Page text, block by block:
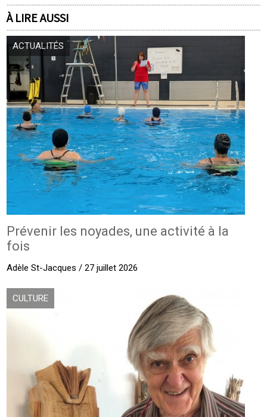
À LIRE AUSSI
ACTUALITÉS
Prévenir les noyades, une activité à la
fois
Adèle St-Jacques / 27 juillet 2026
CULTURE